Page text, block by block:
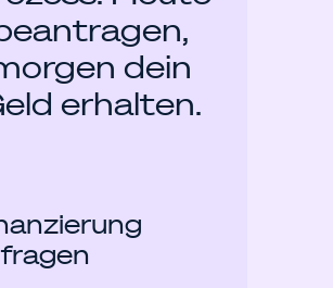
dein
erhalten.